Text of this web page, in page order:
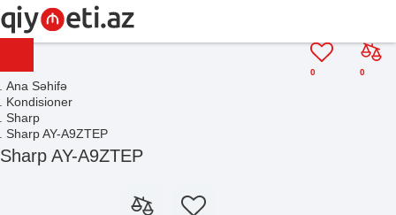
0
0
Ana Səhifə
Kondisioner
Sharp
Sharp AY-A9ZTEP
Sharp AY-A9ZTEP